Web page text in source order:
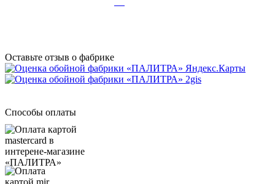
Оставьте отзыв о фабрике
Способы оплаты